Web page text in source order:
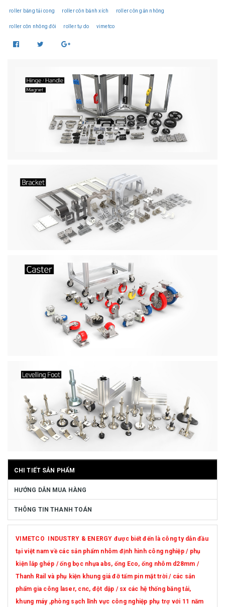
roller băng tải cong roller côn bănh xích roller côn gắn nhông
roller côn nhông đôi roller tự do vimetco
CHI TIẾT SẢN PHẨM
HƯỚNG DẪN MUA HÀNG
THÔNG TIN THANH TOÁN
VIMETCO INDUSTRY & ENERGY được biết đến là công ty dẫn đầu
tại việt nam về các sản phẩm nhôm định hình công nghiệp / phụ
kiện lắp ghép / ống bọc nhựa abs, ống Eco, ống nhôm d28mm /
Thanh Rail và phụ kiện khung giá đỡ tấm pin mặt trời / các sản
phẩm gia công laser, cnc, đột dập / sx các hệ thống băng tải,
khung máy ,phòng sạch lĩnh vực công nghiệp phụ trợ với 11 năm